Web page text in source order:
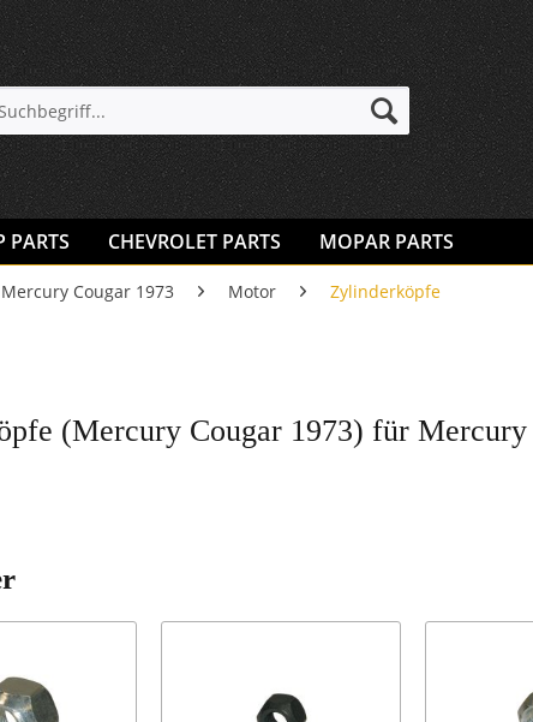
PARTS CHEVROLET PARTS MOPAR PARTS
Mercury Cougar 1973 Motor Zylinderköpfe
(Mercury Cougar 1973) für Mercury